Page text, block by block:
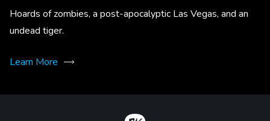
Hoards of zombies, a post-apocalyptic Las Vegas, and an
undead tiger.
Learn More